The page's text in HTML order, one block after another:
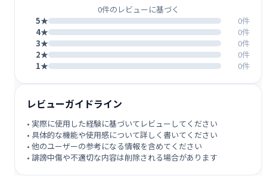
0件のレビューに基づく
5★
0件
4★
0件
3★
0件
2★
0件
1★
0件
レビューガイドライン
• 実際に使用した経験に基づいてレビューしてください
• 具体的な機能や使用感について詳しく書いてください
• 他のユーザーの参考になる情報を含めてください
• 誹謗中傷や不適切な内容は削除される場合があります